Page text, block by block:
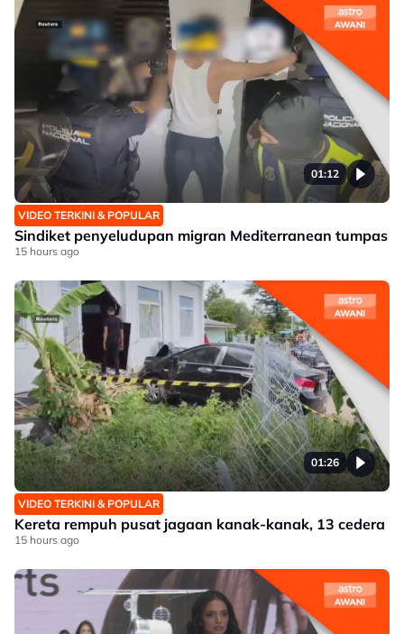
01:12
VIDEO TERKINI & POPULAR
Sindiket penyeludupan migran Mediterranean tumpas
15 hours ago
01:26
VIDEO TERKINI & POPULAR
Kereta rempuh pusat jagaan kanak-kanak, 13 cedera
15 hours ago